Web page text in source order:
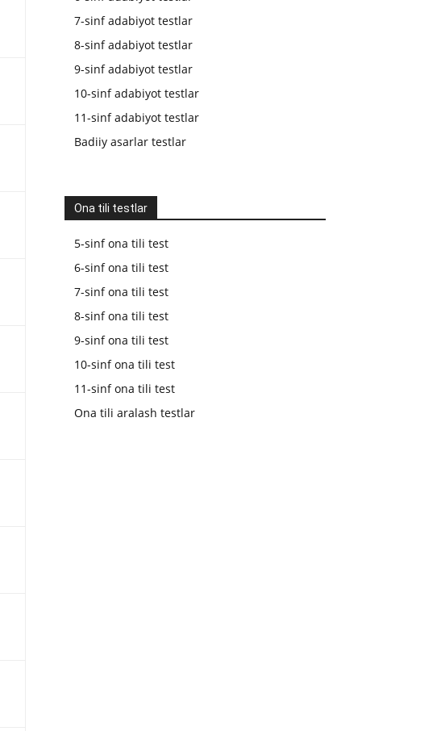
7-sinf adabiyot testlar
8-sinf adabiyot testlar
9-sinf adabiyot testlar
10-sinf adabiyot testlar
11-sinf adabiyot testlar
Badiiy asarlar testlar
Ona tili testlar
5-sinf ona tili test
6-sinf ona tili test
7-sinf ona tili test
8-sinf ona tili test
9-sinf ona tili test
10-sinf ona tili test
11-sinf ona tili test
Ona tili aralash testlar